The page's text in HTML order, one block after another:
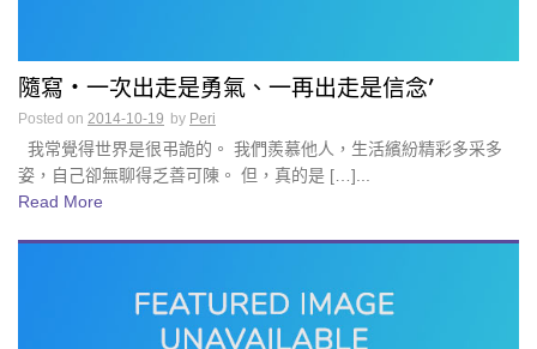
隨寫・一次出走是勇氣、一再出走是信念’
Posted on 2014-10-19 by Peri
我常覺得世界是很弔詭的。 我們羨慕他人，生活繽紛精彩多采多
姿，自己卻無聊得乏善可陳。 但，真的是 […]...
Read More